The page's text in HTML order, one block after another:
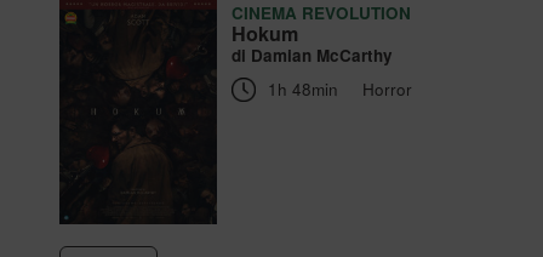
CINEMA REVOLUTION
Hokum
di Damian McCarthy
1h 48min
Horror